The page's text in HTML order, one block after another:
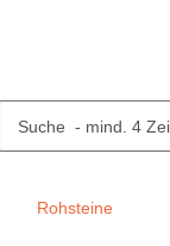
Rohsteine